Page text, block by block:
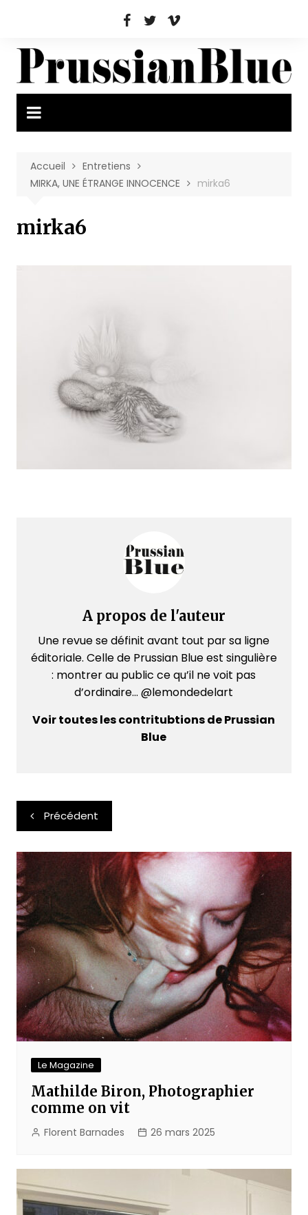
Accueil
Entretiens
MIRKA, UNE ÉTRANGE INNOCENCE
mirka6
mirka6
A propos de l'auteur
Une revue se définit avant tout par sa ligne
éditoriale. Celle de Prussian Blue est singulière
: montrer au public ce qu’il ne voit pas
d’ordinaire... @lemondedelart
Voir toutes les contritubtions de Prussian
Blue
Navigation
de
l’article
Précédent
Le Magazine
Mathilde Biron, Photographier
comme on vit
Florent Barnades 26 mars 2025